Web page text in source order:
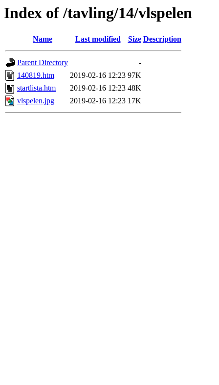
Index of /tavling/14/vlspelen
Name Last modified Size Description
Parent Directory
-
140819.htm
2019-02-16 12:23 97K
startlista.htm
2019-02-16 12:23 48K
vlspelen.jpg
2019-02-16 12:23 17K